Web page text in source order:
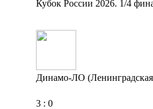
Кубок России 2026. 1/4
Динамо-ЛО
3 : 0